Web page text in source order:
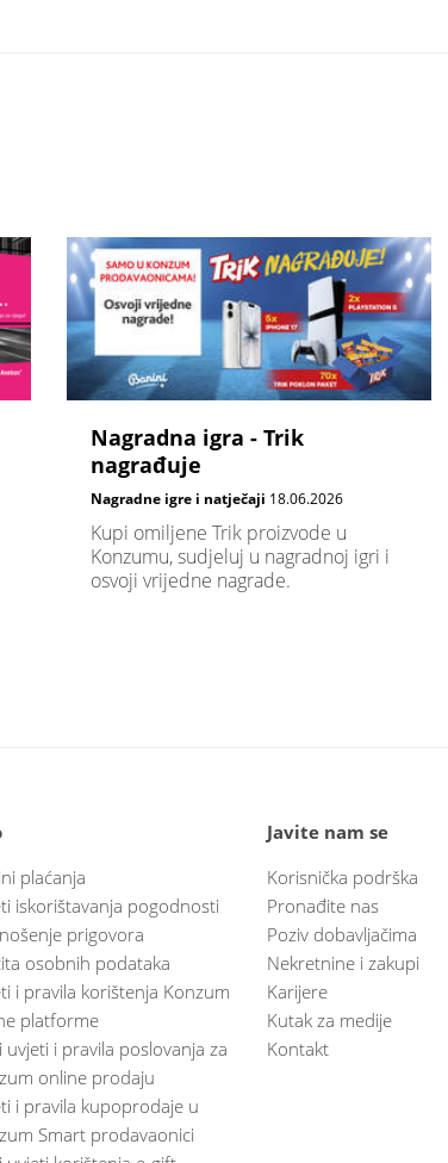
Nagradna igra - Trik
nagrađuje
Nagradne igre i natječaji 18.06.2026
Kupi omiljene Trik proizvode u
Konzumu, sudjeluj u nagradnoj igri i
osvoji vrijedne nagrade.
plaćanja
iskorištavanja pogodnosti
prigovora
osobnih podataka
i pravila korištenja Konzum
platforme
uvjeti i pravila poslovanja za
online prodaju
i pravila kupoprodaje u
Smart prodavaonici
Javite nam se
Korisnička podrška
Pronađite nas
Poziv dobavljačima
Nekretnine i zakupi
Karijere
Kutak za medije
Kontakt